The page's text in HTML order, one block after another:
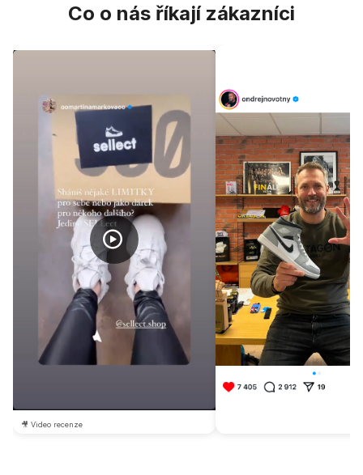
Co o nás říkají zákazníci
🎥 Video recenze